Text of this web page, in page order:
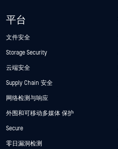
平台
文件安全
Storage Security
云端安全
Supply Chain 安全
网络检测与响应
外围和可移动多媒体 保护
Secure
零日漏洞检测